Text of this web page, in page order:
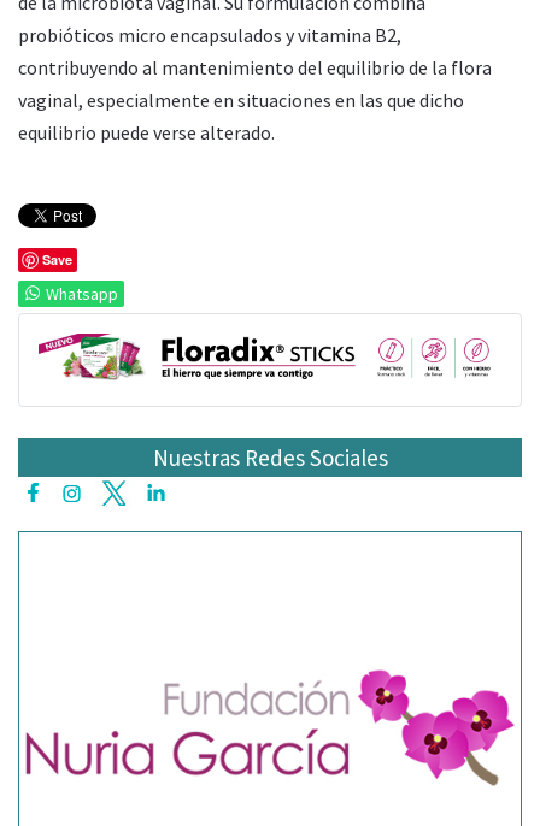
probióticos micro encapsulados y vitamina B2,
contribuyendo al mantenimiento del equilibrio de la flora
vaginal, especialmente en situaciones en las que dicho
equilibrio puede verse alterado.
Save
Whatsapp
Nuestras Redes Sociales